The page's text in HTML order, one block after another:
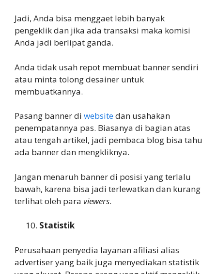
Jadi, Anda bisa menggaet lebih banyak
pengeklik dan jika ada transaksi maka komisi
Anda jadi berlipat ganda.
Anda tidak usah repot membuat banner sendiri
atau minta tolong desainer untuk
membuatkannya.
Pasang banner di websitedan usahakan
penempatannya pas. Biasanya di bagian atas
atau tengah artikel, jadi pembaca blog bisa tahu
ada banner dan mengkliknya.
Jangan menaruh banner di posisi yang terlalu
bawah, karena bisa jadi terlewatkan dan kurang
terlihat oleh para viewers.
Statistik
Perusahaan penyedia layanan afiliasi alias
advertiser yang baik juga menyediakan statistik